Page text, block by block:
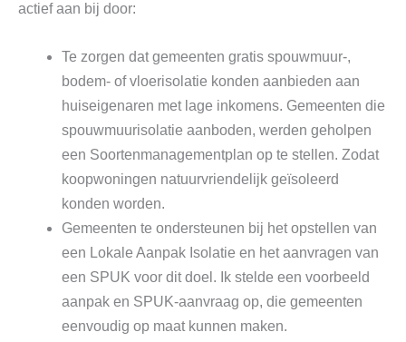
actief aan bij door:
Te zorgen dat gemeenten gratis spouwmuur-,
bodem- of vloerisolatie konden aanbieden aan
huiseigenaren met lage inkomens. Gemeenten die
spouwmuurisolatie aanboden, werden geholpen
een Soortenmanagementplan op te stellen. Zodat
koopwoningen natuurvriendelijk geïsoleerd
konden worden.
Gemeenten te ondersteunen bij het opstellen van
een Lokale Aanpak Isolatie en het aanvragen van
een SPUK voor dit doel. Ik stelde een voorbeeld
aanpak en SPUK-aanvraag op, die gemeenten
eenvoudig op maat kunnen maken.